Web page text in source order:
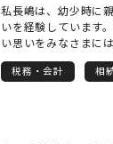
私長嶋は、幼少時に
いを経験しています
い思いをみなさまに
せん。このような遺
なくすること、それ
税務・会計 相